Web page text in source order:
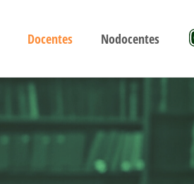
Docentes Nodocentes